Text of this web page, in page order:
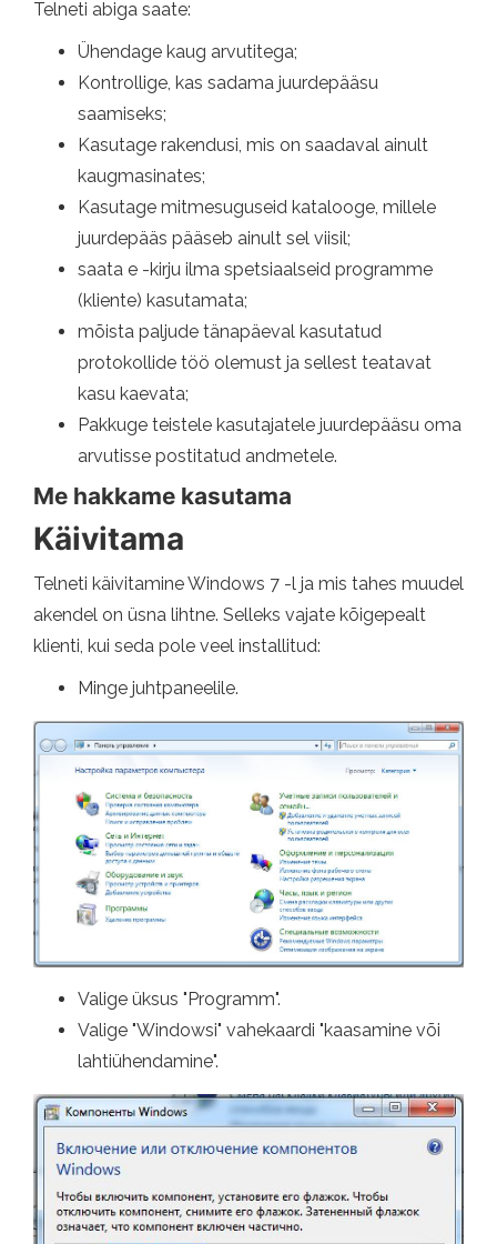
Telneti abiga saate:
Ühendage kaug arvutitega;
Kontrollige, kas sadama juurdepääsu
saamiseks;
Kasutage rakendusi, mis on saadaval ainult
kaugmasinates;
Kasutage mitmesuguseid katalooge, millele
juurdepääs pääseb ainult sel viisil;
saata e -kirju ilma spetsiaalseid programme
(kliente) kasutamata;
mõista paljude tänapäeval kasutatud
protokollide töö olemust ja sellest teatavat
kasu kaevata;
Pakkuge teistele kasutajatele juurdepääsu oma
arvutisse postitatud andmetele.
Me hakkame kasutama
Käivitama
Telneti käivitamine Windows 7 -l ja mis tahes muudel
akendel on üsna lihtne. Selleks vajate kõigepealt
klienti, kui seda pole veel installitud:
Minge juhtpaneelile.
Valige üksus "Programm".
Valige "Windowsi" vahekaardi "kaasamine või
lahtiühendamine".